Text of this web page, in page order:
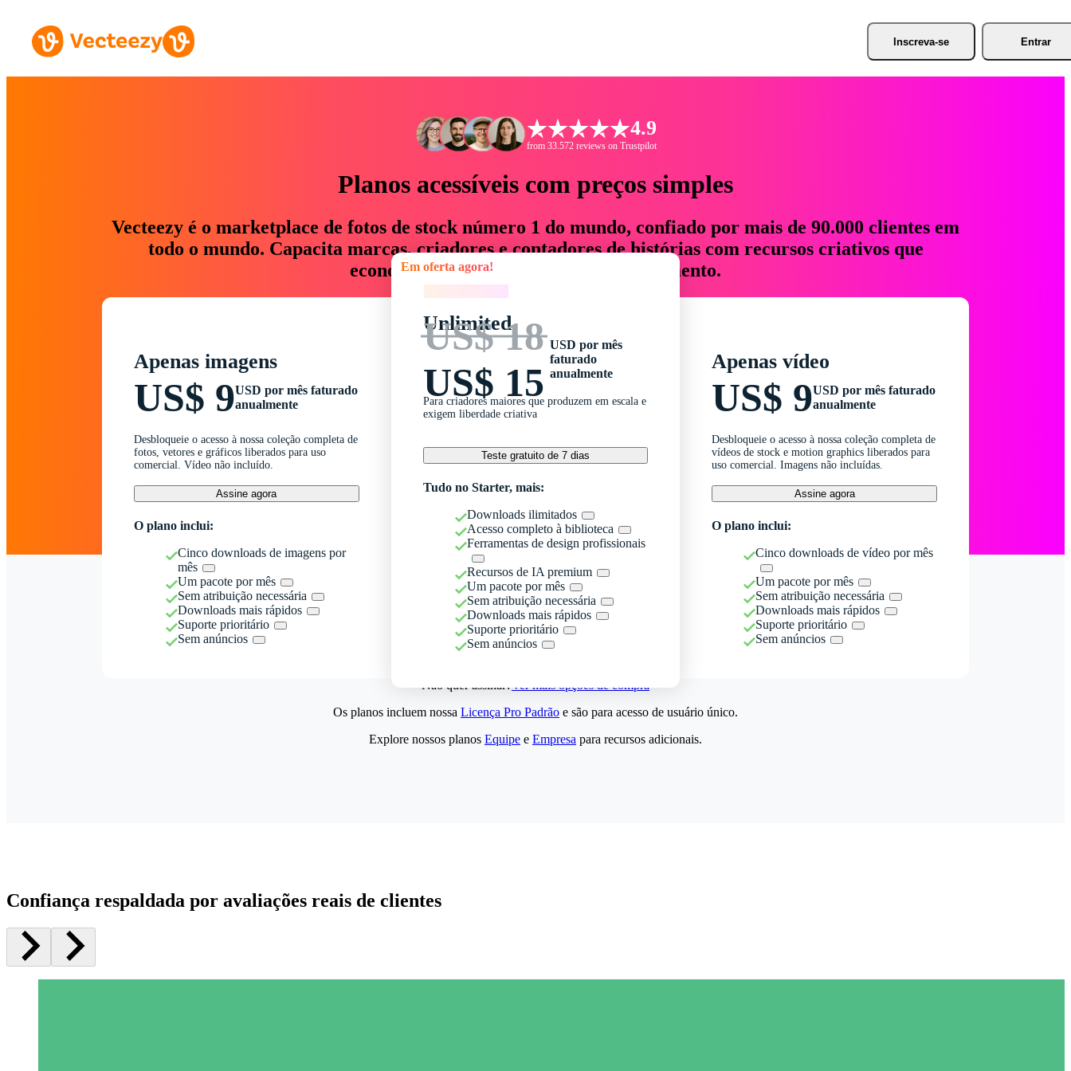
Inscreva-se Entrar
4.9
from 33.572 reviews on Trustpilot
Planos acessíveis com preços simples
Vecteezy é o marketplace de fotos de stock número 1 do mundo, confiado por mais de 90.000 clientes em
todo o mundo. Capacita marcas, criadores e contadores de histórias com recursos criativos que
economizam até 76% em tempo e orçamento.
Apenas imagens
US$ 9USD por mês faturado
anualmente
Desbloqueie o acesso à nossa coleção completa de
fotos, vetores e gráficos liberados para uso
comercial. Vídeo não incluído.
Assine agora
O plano inclui:
Cinco downloads de imagens por
mês
Um pacote por mês
Sem atribuição necessária
Downloads mais rápidos
Suporte prioritário
Sem anúncios
Em oferta agora!
Unlimited
US$ 18
US$ 15
USD por mês
faturado
anualmente
Para criadores maiores que produzem em escala e
exigem liberdade criativa
Teste gratuito de 7 dias
Tudo no Starter, mais:
Downloads ilimitados
Acesso completo à biblioteca
Ferramentas de design profissionais
Recursos de IA premium
Um pacote por mês
Sem atribuição necessária
Downloads mais rápidos
Suporte prioritário
Sem anúncios
Apenas vídeo
US$ 9USD por mês faturado
anualmente
Desbloqueie o acesso à nossa coleção completa de
vídeos de stock e motion graphics liberados para
uso comercial. Imagens não incluídas.
Assine agora
O plano inclui:
Cinco downloads de vídeo por mês
Um pacote por mês
Sem atribuição necessária
Downloads mais rápidos
Suporte prioritário
Sem anúncios
Não quer assinar?Ver mais opções de compra
Os planos incluem nossa Licença Pro Padrão e são para acesso de usuário único.
Explore nossos planos Equipe e Empresa para recursos adicionais.
Confiança respaldada por avaliações reais de clientes